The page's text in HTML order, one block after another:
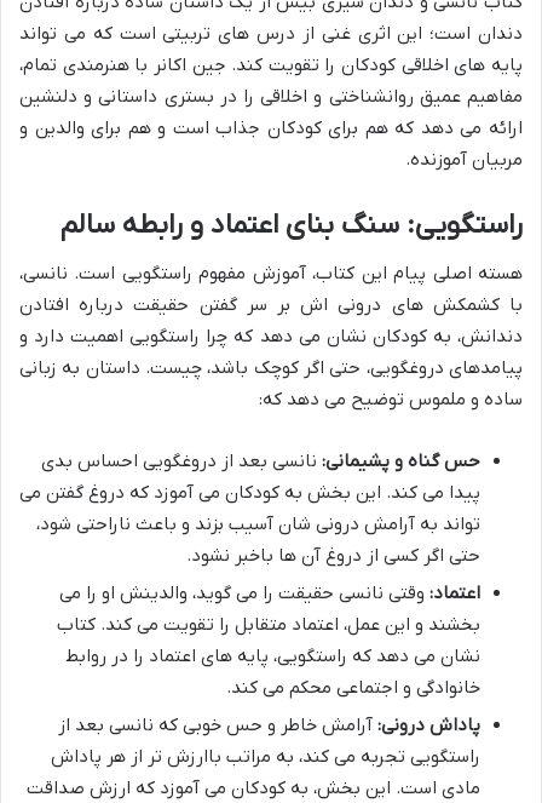
دندان است؛ این اثری غنی از درس های تربیتی است که می تواند
پایه های اخلاقی کودکان را تقویت کند. جین اکانر با هنرمندی تمام،
مفاهیم عمیق روانشناختی و اخلاقی را در بستری داستانی و دلنشین
ارائه می دهد که هم برای کودکان جذاب است و هم برای والدین و
مربیان آموزنده.
راستگویی: سنگ بنای اعتماد و رابطه سالم
هسته اصلی پیام این کتاب، آموزش مفهوم راستگویی است. نانسی،
با کشمکش های درونی اش بر سر گفتن حقیقت درباره افتادن
دندانش، به کودکان نشان می دهد که چرا راستگویی اهمیت دارد و
پیامدهای دروغگویی، حتی اگر کوچک باشد، چیست. داستان به زبانی
ساده و ملموس توضیح می دهد که:
حس گناه و پشیمانی: نانسی بعد از دروغگویی احساس بدی
پیدا می کند. این بخش به کودکان می آموزد که دروغ گفتن می
تواند به آرامش درونی شان آسیب بزند و باعث ناراحتی شود،
حتی اگر کسی از دروغ آن ها باخبر نشود.
اعتماد: وقتی نانسی حقیقت را می گوید، والدینش او را می
بخشند و این عمل، اعتماد متقابل را تقویت می کند. کتاب
نشان می دهد که راستگویی، پایه های اعتماد را در روابط
خانوادگی و اجتماعی محکم می کند.
پاداش درونی: آرامش خاطر و حس خوبی که نانسی بعد از
راستگویی تجربه می کند، به مراتب باارزش تر از هر پاداش
مادی است. این بخش، به کودکان می آموزد که ارزش صداقت